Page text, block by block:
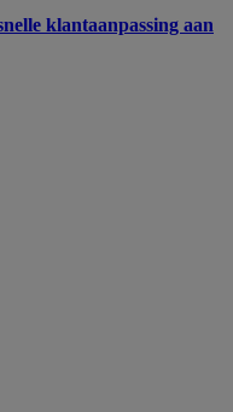
klantaanpassing aan